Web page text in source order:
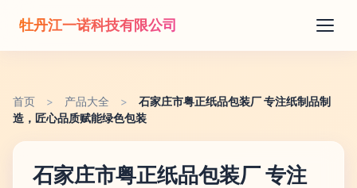
牡丹江一诺科技有限公司
首页 > 产品大全 >
石家庄市粤正纸品包装厂 专注纸制品制
造，匠心品质赋能绿色包装
石家庄市粤正纸品包装厂 专注